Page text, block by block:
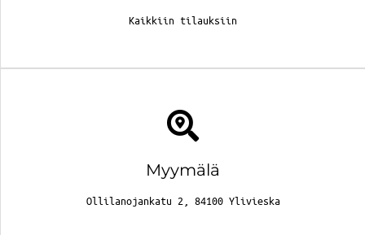
Kaikkiin tilauksiin
Myymälä
Ollilanojankatu 2, 84100 Ylivieska